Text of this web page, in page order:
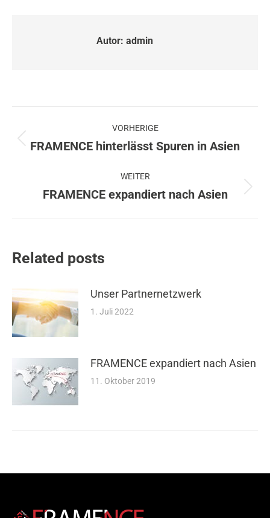
Autor: admin
VORHERIGE
Vorheriger
FRAMENCE hinterlässt Spuren in Asien
WEITER
Nächster
FRAMENCE expandiert nach Asien
Related posts
Unser Partnernetzwerk
1. Juli 2022
FRAMENCE expandiert nach Asien
11. Oktober 2019